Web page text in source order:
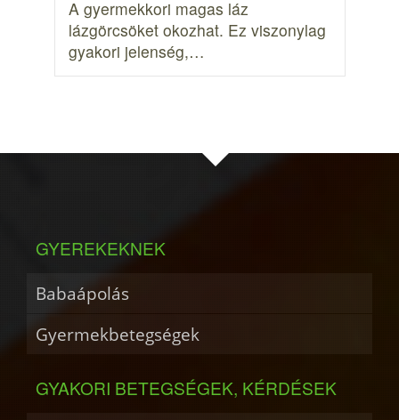
A gyermekkori magas láz
lázgörcsöket okozhat. Ez viszonylag
gyakori jelenség,…
GYEREKEKNEK
Babaápolás
Gyermekbetegségek
GYAKORI BETEGSÉGEK, KÉRDÉSEK